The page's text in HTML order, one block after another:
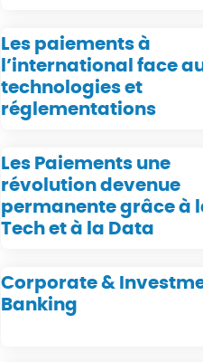
Les paiements à
l’international face
technologies et
réglementations
Les Paiements une
révolution devenue
permanente grâce à
Tech et à la Data
Corporate &
Banking